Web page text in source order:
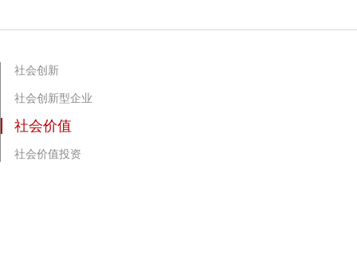
社会创新
社会创新型企业
社会价值
社会价值投资